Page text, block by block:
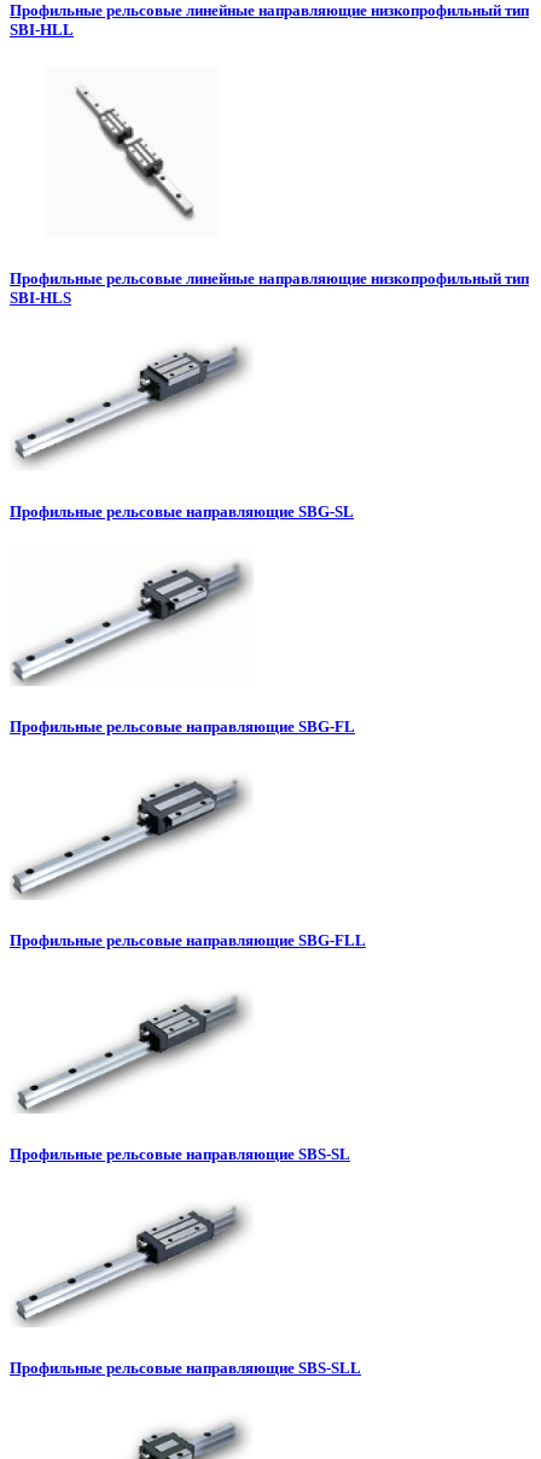
Профильные рельсовые линейные направляющие низкопрофильный тип
SBI-HLL
Профильные рельсовые линейные направляющие низкопрофильный тип
SBI-HLS
Профильные рельсовые направляющие SBG-SL
Профильные рельсовые направляющие SBG-FL
Профильные рельсовые направляющие SBG-FLL
Профильные рельсовые направляющие SBS-SL
Профильные рельсовые направляющие SBS-SLL